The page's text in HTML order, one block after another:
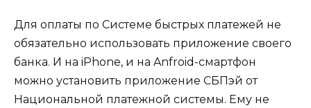
Для оплаты по Системе быстрых платежей не
обязательно использовать приложение своего
банка. И на iPhone, и на Anfroid-смартфон
можно установить приложение СБПэй от
Национальной платежной системы. Ему не